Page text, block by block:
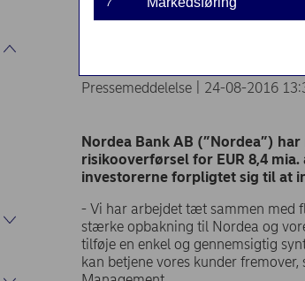
erhvervsudlån
Pressemeddelelse | 24-08-2016
Nordea Bank AB (”Nordea”)
risikooverførsel for EUR 8,4
investorerne forpligtet sig til at
- Vi har arbejdet tæt sammen med
stærke opbakning til Nordea og
tilføje en enkel og gennemsigtig
kan betjene vores kunder
7